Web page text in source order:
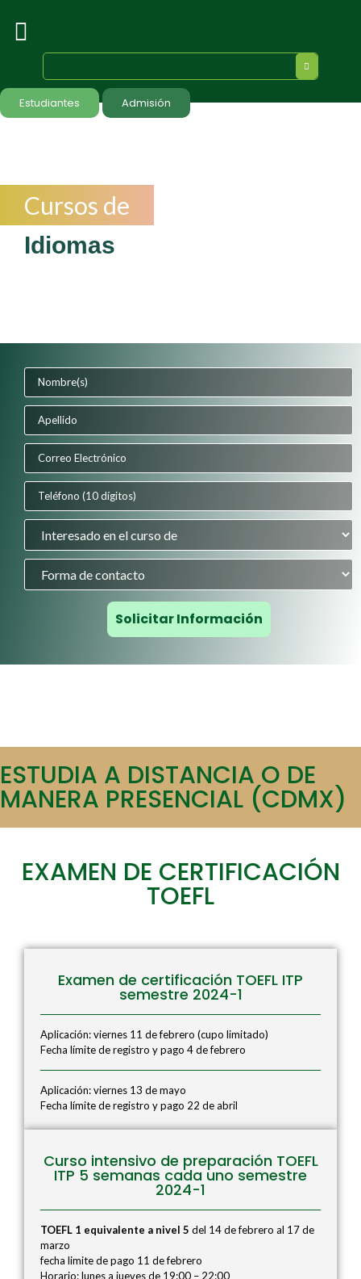
Estudiantes Admisión
Cursos de
Idiomas
ESTUDIA A DISTANCIA O DE
MANERA PRESENCIAL (CDMX)
EXAMEN DE CERTIFICACIÓN
TOEFL
Examen de certificación TOEFL ITP
semestre 2024-1
Aplicación: viernes 11 de febrero (cupo limitado)
Fecha límite de registro y pago 4 de febrero
Aplicación: viernes 13 de mayo
Fecha límite de registro y pago 22 de abril
Curso intensivo de preparación TOEFL
ITP 5 semanas cada uno semestre
2024-1
TOEFL 1 equivalente a nivel 5 del 14 de febrero al 17 de
marzo
fecha limite de pago 11 de febrero
Horario: lunes a jueves de 19:00 – 22:00